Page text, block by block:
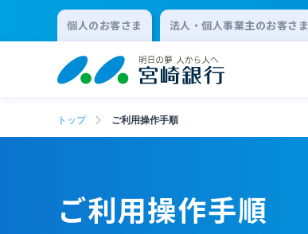
個人のお客さま 法人・個人事業主のお客さま
トップ ご利用操作手順
ご利用操作手順